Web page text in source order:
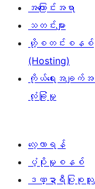
အကြောင်းအရာ
သတင်းများ
ဟို့စတင်းစနစ်
(Hosting)
ကိုယ်ရေးအချက်
လုံခြုံမှု
လေ့လာရန်
ပံ့ပိုးမှုစနစ်
ဒဏ္ဍာရီပြုစုသူမျ